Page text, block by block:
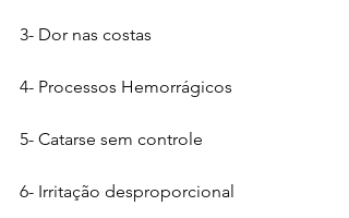
3- Dor nas costas
4- Processos Hemorrágicos
5- Catarse sem controle
6- Irritação desproporcional